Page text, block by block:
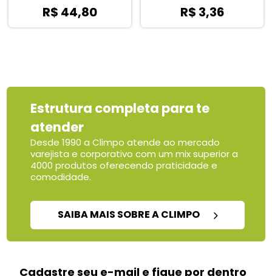
R$ 44,80 R$ 3,36
Estrutura completa para te
atender
Desde 1990 a Climpo atende ao mercado
varejista e corporativo com um mix superior a
4000 produtos oferecendo praticidade e
comodidade.
SAIBA MAIS SOBRE A CLIMPO
Cadastre seu e-mail e fique por dentro